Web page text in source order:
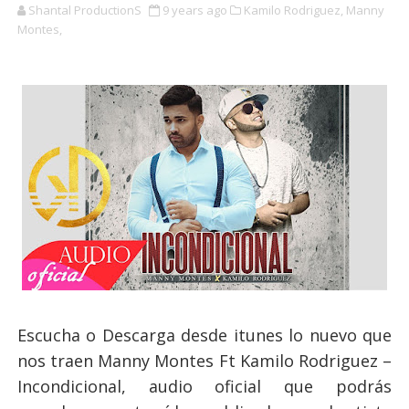
Shantal ProductionS 9 years ago Kamilo Rodriguez, Manny
Montes,
Escucha o Descarga desde itunes lo nuevo que
nos traen Manny Montes Ft Kamilo Rodriguez –
Incondicional, audio oficial que podrás